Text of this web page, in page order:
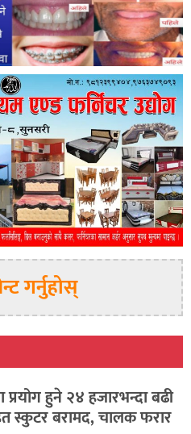
गर्नुहोस्
हुने २४ हजारभन्दा बढी
स्कुटर बरामद, चालक फरार